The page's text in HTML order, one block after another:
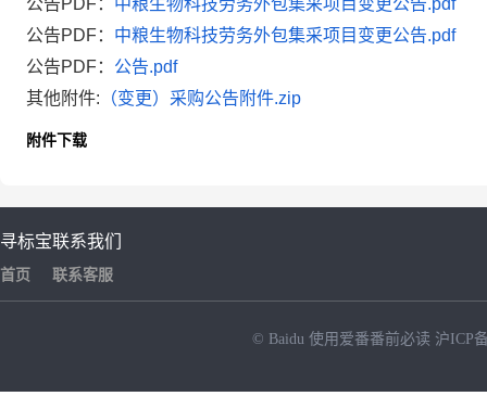
公告PDF： 中粮生物科技劳务外包集采项目变更公告.pdf
公告PDF： 中粮生物科技劳务外包集采项目变更公告.pdf
公告PDF： 公告.pdf
其他附件: （变更）采购公告附件.zip
附件下载
寻标宝
首页
联系我们
联系客服
© Baidu 使用爱番番前必读 沪ICP